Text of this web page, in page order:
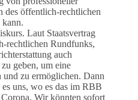
des öffentlich-rechtlichen
Laut Staatsvertrag
rechtlichen Rundfunks,
auch
geben, um eine
zu ermöglichen. Dann
uns, wo es das im RBB
Wir könnten sofort